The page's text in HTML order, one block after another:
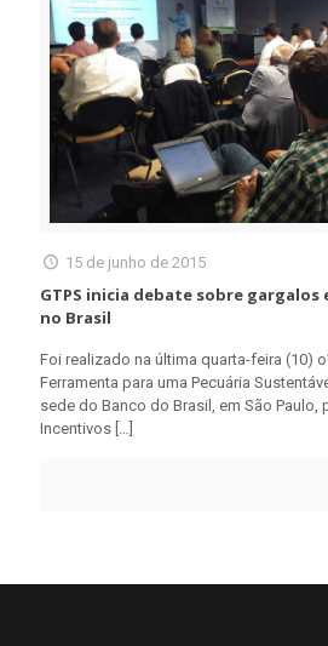
15 de junho de 2015
GTPS inicia debate sobre gargalos
no Brasil
Foi realizado na última quarta-feira (10)
Ferramenta para uma Pecuária
sede do Banco do Brasil, em São Paulo,
Incentivos […]